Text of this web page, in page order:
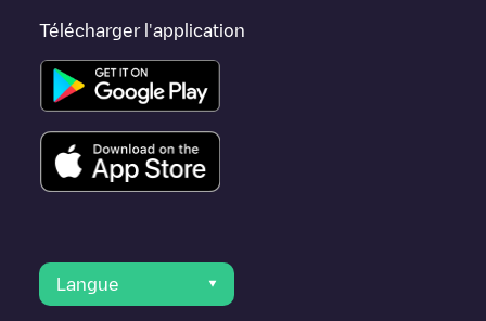
Télécharger l'application
Langue